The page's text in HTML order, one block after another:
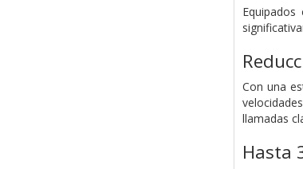
Con una
llamadas
Hasta